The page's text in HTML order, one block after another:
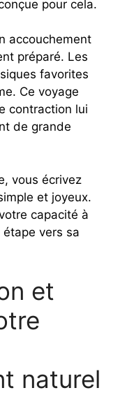
pour cela.
accouchement
préparé. Les
favorites
Ce voyage
contraction lui
de grande
vous écrivez
et joyeux.
capacité à
étape vers sa
et
naturel